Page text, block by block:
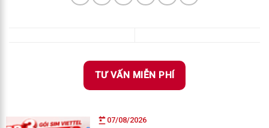
07/08/2026
TƯ VẤN MIỄN PHÍ